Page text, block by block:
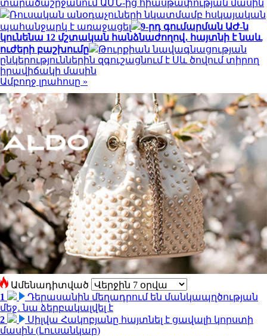
տարածաշրջանում ԱՄՆ-ից հիասթափության մասին
Ռուսական անօդաչուների նկատմամբ հսկայական
պահանջարկ է առաջացել
9-րդ գումարման ԱԺ-ն
կունենա 12 մշտական հանձնաժողով․ հայտնի է նաև
ուժերի բաշխումը
Թուրքիան նավագնացության
ընկերություններին զգուշացնում է Սև ծովում տիրող
իրավիճակի մասին
Ամբողջ լրահոսը »
Ամենադիտված
1
Դերասանին մեղադրում են մանկապղծության
մեջ․ նա ձերբակալվել է
2
Սիլվա Հակոբյանը հայտնել է ցավալի կորստի
մասին (Լուսանկար)